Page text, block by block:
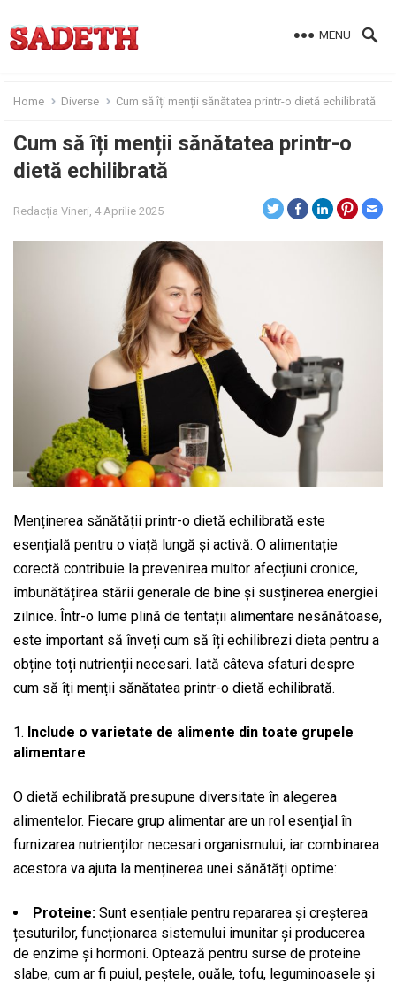
MENU
Home Diverse Cum să îți menții sănătatea printr-o dietă echilibrată
Cum să îți menții sănătatea printr-o
dietă echilibrată
Redacția Vineri, 4 Aprilie 2025
Menținerea sănătății printr-o dietă echilibrată este
esențială pentru o viață lungă și activă. O alimentație
corectă contribuie la prevenirea multor afecțiuni cronice,
îmbunătățirea stării generale de bine și susținerea energiei
zilnice. Într-o lume plină de tentații alimentare nesănătoase,
este important să înveți cum să îți echilibrezi dieta pentru a
obține toți nutrienții necesari. Iată câteva sfaturi despre
cum să îți menții sănătatea printr-o dietă echilibrată.
Include o varietate de alimente din toate grupele
alimentare
O dietă echilibrată presupune diversitate în alegerea
alimentelor. Fiecare grup alimentar are un rol esențial în
furnizarea nutrienților necesari organismului, iar combinarea
acestora va ajuta la menținerea unei sănătăți optime:
Proteine: Sunt esențiale pentru repararea și creșterea
țesuturilor, funcționarea sistemului imunitar și producerea
de enzime și hormoni. Optează pentru surse de proteine
slabe, cum ar fi puiul, peștele, ouăle, tofu, leguminoasele și